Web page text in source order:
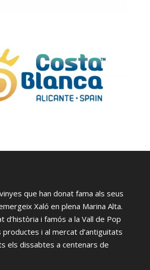
que han donat fama als seus
Xaló en plena Marina Alta.
d’història i famós a la Vall de Pop
productes i al mercat d’antiguitats
els dissabtes a centenars de